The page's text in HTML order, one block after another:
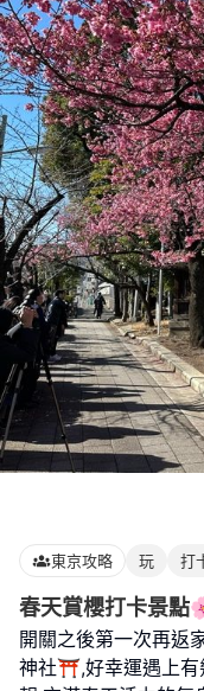
東京攻略 玩 打
春天賞櫻打卡景點
開關之後第一次再返
神社⛩️,好幸運遇上有